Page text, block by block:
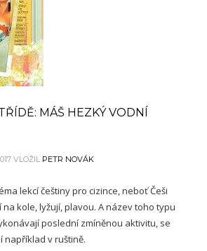
MÁŠ HEZKÝ VODNÍ
VLOŽIL PETR NOVÁK
lekcí češtiny pro cizince, neboť Češi
kole, lyžují, plavou. A název toho typu
poslední zmíněnou aktivitu, se
například v ruštině.